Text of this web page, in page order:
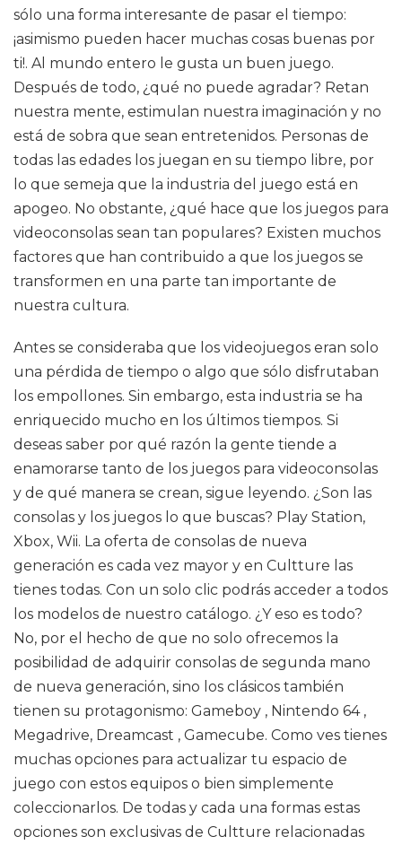
sólo una forma interesante de pasar el tiempo:
¡asimismo pueden hacer muchas cosas buenas por
ti!. Al mundo entero le gusta un buen juego.
Después de todo, ¿qué no puede agradar? Retan
nuestra mente, estimulan nuestra imaginación y no
está de sobra que sean entretenidos. Personas de
todas las edades los juegan en su tiempo libre, por
lo que semeja que la industria del juego está en
apogeo. No obstante, ¿qué hace que los juegos para
videoconsolas sean tan populares? Existen muchos
factores que han contribuido a que los juegos se
transformen en una parte tan importante de
nuestra cultura.
Antes se consideraba que los videojuegos eran solo
una pérdida de tiempo o algo que sólo disfrutaban
los empollones. Sin embargo, esta industria se ha
enriquecido mucho en los últimos tiempos. Si
deseas saber por qué razón la gente tiende a
enamorarse tanto de los juegos para videoconsolas
y de qué manera se crean, sigue leyendo. ¿Son las
consolas y los juegos lo que buscas? Play Station,
Xbox, Wii. La oferta de consolas de nueva
generación es cada vez mayor y en Cultture las
tienes todas. Con un solo clic podrás acceder a todos
los modelos de nuestro catálogo. ¿Y eso es todo?
No, por el hecho de que no solo ofrecemos la
posibilidad de adquirir consolas de segunda mano
de nueva generación, sino los clásicos también
tienen su protagonismo: Gameboy , Nintendo 64 ,
Megadrive, Dreamcast , Gamecube. Como ves tienes
muchas opciones para actualizar tu espacio de
juego con estos equipos o bien simplemente
coleccionarlos. De todas y cada una formas estas
opciones son exclusivas de Cultture relacionadas